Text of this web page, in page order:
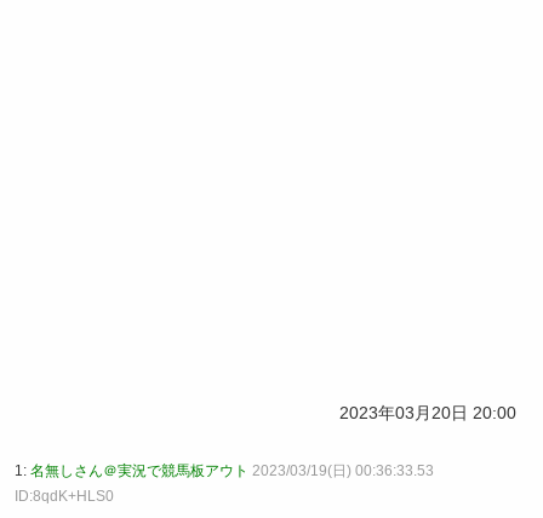
2023年03月20日 20:00
1: 名無しさん＠実況で競馬板アウト 2023/03/19(日) 00:36:33.53
ID:8qdK+HLS0